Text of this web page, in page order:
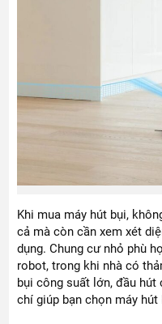
Khi mua máy hút bụi,
cả mà còn cần xem xét
dụng. Chung cư nhỏ phù
robot, trong khi nhà có
bụi công suất lớn, đầu hút
chí giúp bạn chọn máy hút